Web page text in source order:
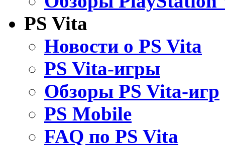
PS Vita
Новости о PS Vita
PS Vita-игры
Обзоры PS Vita-игр
PS Mobile
FAQ по PS Vita